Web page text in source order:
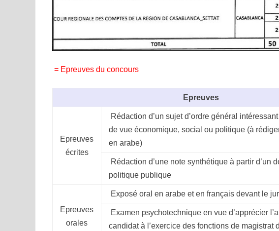
= Epreuves du concours
Epreuves
Epreuves
écrites
Rédaction d’un sujet d’ordre général
de vue économique, social ou politique (à
en arabe)
Rédaction d’une note synthétique à partir d’un
politique publique
Epreuves
orales
Exposé oral en arabe et en français devant le
Examen psychotechnique en vue d’apprécier
candidat à l’exercice des fonctions de magistrat